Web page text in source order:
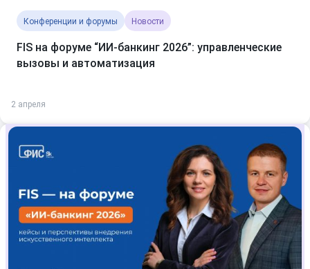
Конференции и форумы Новости
FIS на форуме “ИИ-банкинг 2026”: управленческие
вызовы и автоматизация
2 апреля